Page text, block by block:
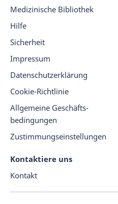
Medizinische Bibliothek
Hilfe
Sicherheit
Impressum
Datenschutz­er­klärung
Cookie-Richtlinie
Allgemeine Geschäfts­
beding­ungen
Zustimmungseinstellungen
Kontaktiere uns
Kontakt